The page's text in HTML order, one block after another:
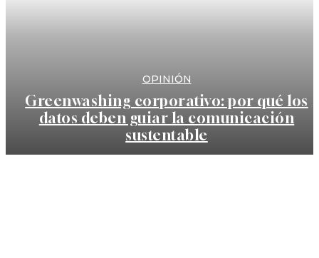
OPINIÓN
Greenwashing corporativo: por qué los
datos deben guiar la comunicación
sustentable